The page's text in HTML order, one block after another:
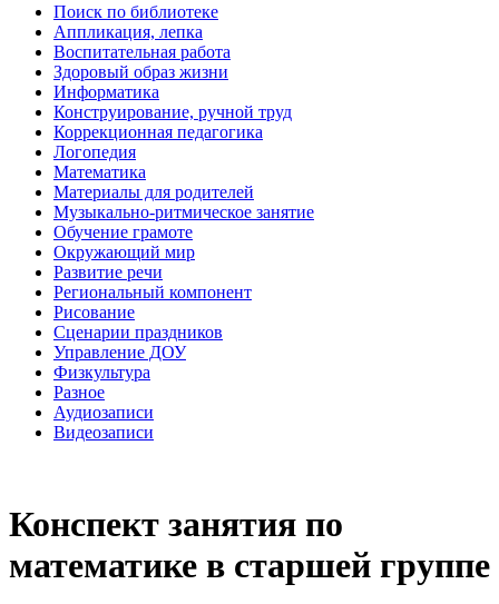
Поиск по библиотеке
Аппликация, лепка
Воспитательная работа
Здоровый образ жизни
Информатика
Конструирование, ручной труд
Коррекционная педагогика
Логопедия
Математика
Материалы для родителей
Музыкально-ритмическое занятие
Обучение грамоте
Окружающий мир
Развитие речи
Региональный компонент
Рисование
Сценарии праздников
Управление ДОУ
Физкультура
Разное
Аудиозаписи
Видеозаписи
Конспект занятия по
математике в старшей группе